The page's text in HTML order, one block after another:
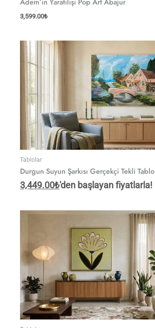
3,599.00₺
Tablolar
Durgun Suyun Şarkısı Gerçekçi Tekli Tablo
3,449.00₺'den başlayan fiyatlarla!